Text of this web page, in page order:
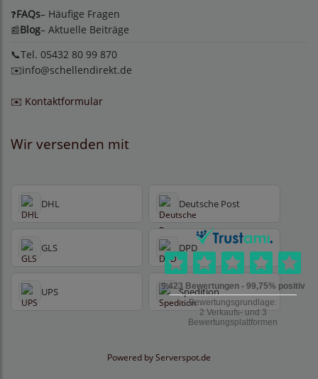
❓FAQs– Häufige Fragen
📰Blog– Aktuelle Beiträge
📞Tel. 05432 80 99 870
✉️info@schellendirekt.de
✉️ Kontaktformular
Wir versenden mit
DHL Deutsche Post
GLS DPD
UPS Spedition
Powered byServerspot.de